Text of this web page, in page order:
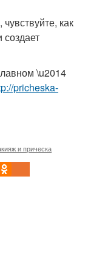
как
\u2014
pricheska-
и прическа